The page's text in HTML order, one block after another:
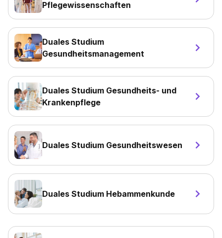
Pflegewissenschaften
Duales Studium
Gesundheitsmanagement
Duales Studium Gesundheits- und
Krankenpflege
Duales Studium Gesundheitswesen
Duales Studium Hebammenkunde